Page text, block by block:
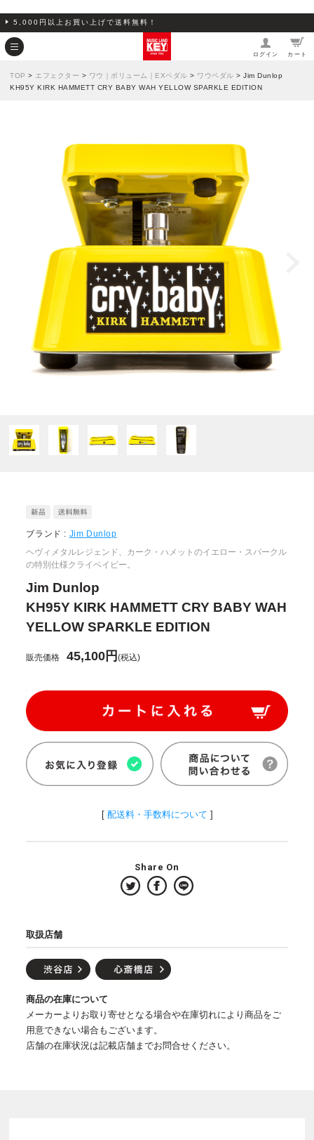
5,000円以上お買い上げで送料無料！
ログイン カート
TOP > エフェクター > ワウ｜ボリューム｜EXペダル > ワウペダル > Jim Dunlop
KH95Y KIRK HAMMETT CRY BABY WAH YELLOW SPARKLE EDITION
ブランド : Jim Dunlop
ヘヴィメタルレジェンド、カーク・ハメットのイエロー・スパークル
の特別仕様クライベイビー。
Jim Dunlop
KH95Y KIRK HAMMETT CRY BABY WAH
YELLOW SPARKLE EDITION
販売価格 45,100円(税込)
[ 配送料・手数料について ]
Share On
取扱店舗
商品の在庫について
メーカーよりお取り寄せとなる場合や在庫切れにより商品をご
用意できない場合もございます。
店舗の在庫状況は記載店舗までお問合せください。